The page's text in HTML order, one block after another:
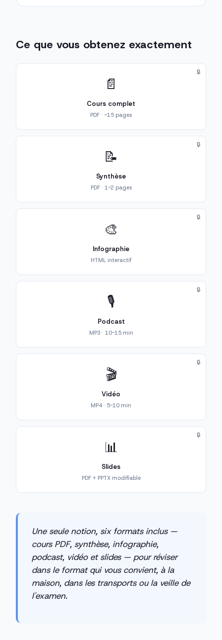
Ce que vous obtenez exactement
📄
Cours complet
PDF · ~15 pages
🔒
📝
Synthèse
PDF · 1-2 pages
🔒
🎨
Infographie
HTML interactif
🔒
🎙️
Podcast
MP3 · 10-15 min
🔒
🎬
Vidéo
MP4 · 5-10 min
🔒
📊
Slides
PDF + PPTX modifiable
🔒
Une seule notion, six formats inclus —
cours PDF, synthèse, infographie,
podcast, vidéo et slides — pour réviser
dans le format qui vous convient, à la
maison, dans les transports ou la veille de
l'examen.